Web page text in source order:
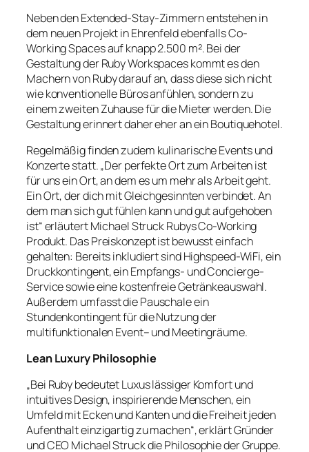
Neben den Extended-Stay-Zimmern entstehen in
dem neuen Projekt in Ehrenfeld ebenfalls Co-
Working Spaces auf knapp 2.500 m². Bei der
Gestaltung der Ruby Workspaces kommt es den
Machern von Ruby darauf an, dass diese sich nicht
wie konventionelle Büros anfühlen, sondern zu
einem zweiten Zuhause für die Mieter werden. Die
Gestaltung erinnert daher eher an ein Boutiquehotel.
Regelmäßig finden zudem kulinarische Events und
Konzerte statt. „Der perfekte Ort zum Arbeiten ist
für uns ein Ort, an dem es um mehr als Arbeit geht.
Ein Ort, der dich mit Gleichgesinnten verbindet. An
dem man sich gut fühlen kann und gut aufgehoben
ist“ erläutert Michael Struck Rubys Co-Working
Produkt. Das Preiskonzept ist bewusst einfach
gehalten: Bereits inkludiert sind Highspeed-WiFi, ein
Druckkontingent, ein Empfangs- und Concierge-
Service sowie eine kostenfreie Getränkeauswahl.
Außerdem umfasst die Pauschale ein
Stundenkontingent für die Nutzung der
multifunktionalen Event– und Meetingräume.
Lean Luxury Philosophie
„Bei Ruby bedeutet Luxus lässiger Komfort und
intuitives Design, inspirierende Menschen, ein
Umfeld mit Ecken und Kanten und die Freiheit jeden
Aufenthalt einzigartig zu machen“, erklärt Gründer
und CEO Michael Struck die Philosophie der Gruppe.